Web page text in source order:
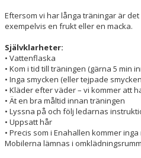
Eftersom vi har långa träningar är
exempelvis en frukt eller en macka.
Självklarheter:
• Vattenflaska
• Kom i tid till träningen (gärna 5 min
• Inga smycken (eller tejpade
• Kläder efter väder – vi kommer att
• Ät en bra måltid innan träningen
• Lyssna på och följ ledarnas
• Uppsatt hår
• Precis som i Enahallen kommer
Mobilerna lämnas i